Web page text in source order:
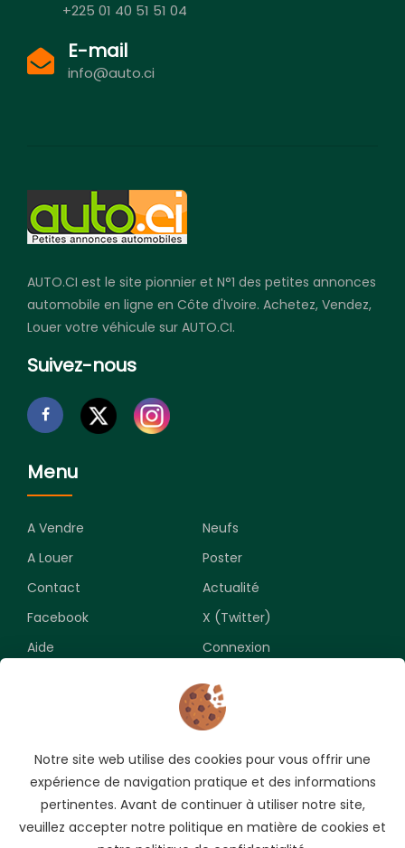
+225 01 40 51 51 04
E-mail
info@auto.ci
AUTO.CI est le site pionnier et N°1 des petites annonces
automobile en ligne en Côte d'Ivoire. Achetez, Vendez,
Louer votre véhicule sur AUTO.CI.
Suivez-nous
Menu
A Vendre
Neufs
A Louer
Poster
Contact
Actualité
Facebook
X (Twitter)
Aide
Connexion
Souscrivez pour recevoir les meilleures opportunités.
Notre site web utilise des cookies pour vous offrir une
expérience de navigation pratique et des informations
pertinentes. Avant de continuer à utiliser notre site,
veuillez accepter notre politique en matière de cookies et